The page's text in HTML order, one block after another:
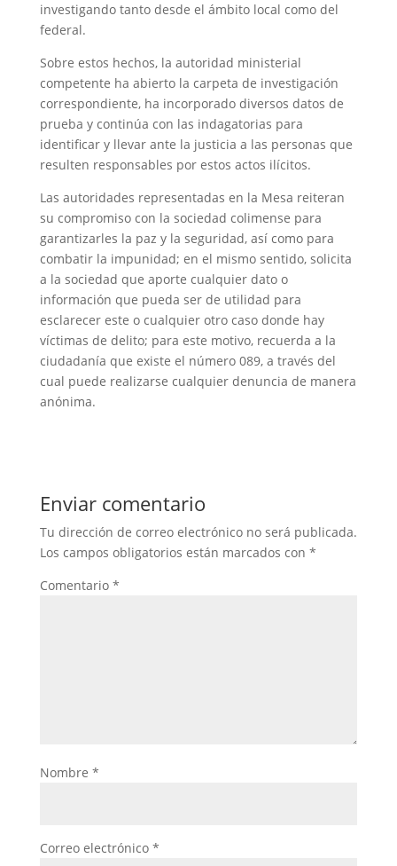
investigando tanto desde el ámbito local como del
federal.
Sobre estos hechos, la autoridad ministerial
competente ha abierto la carpeta de investigación
correspondiente, ha incorporado diversos datos de
prueba y continúa con las indagatorias para
identificar y llevar ante la justicia a las personas que
resulten responsables por estos actos ilícitos.
Las autoridades representadas en la Mesa reiteran
su compromiso con la sociedad colimense para
garantizarles la paz y la seguridad, así como para
combatir la impunidad; en el mismo sentido, solicita
a la sociedad que aporte cualquier dato o
información que pueda ser de utilidad para
esclarecer este o cualquier otro caso donde hay
víctimas de delito; para este motivo, recuerda a la
ciudadanía que existe el número 089, a través del
cual puede realizarse cualquier denuncia de manera
anónima.
Enviar comentario
Tu dirección de correo electrónico no será publicada.
Los campos obligatorios están marcados con *
Comentario *
Nombre *
Correo electrónico *